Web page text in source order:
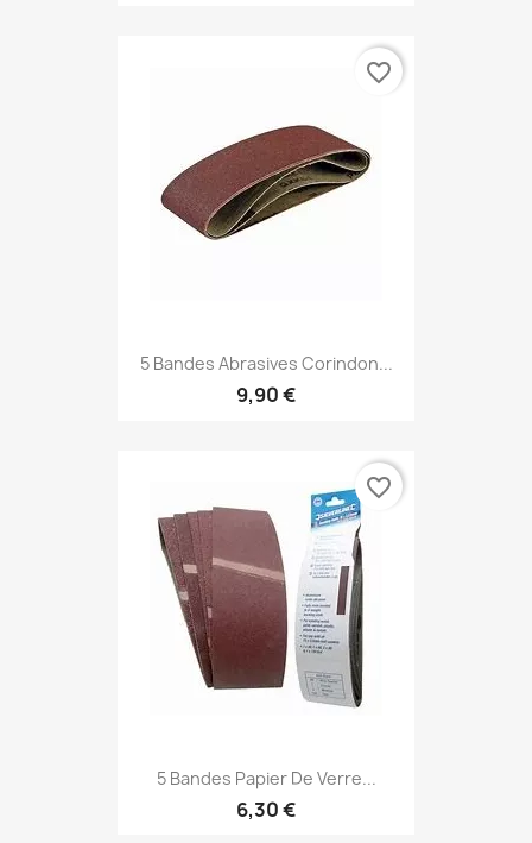
5 Bandes Abrasives Corindon...
9,90 €
favorite_border
5 Bandes Papier De Verre...
6,30 €
favorite_border